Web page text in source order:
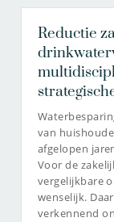
Reductie
van
afgelopen
Voor de
vergelijkbare
wenselijk.
verkennend